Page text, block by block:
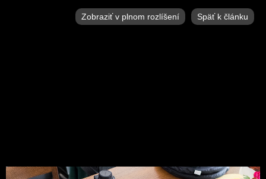
Zobraziť v plnom rozlíšení Späť k článku